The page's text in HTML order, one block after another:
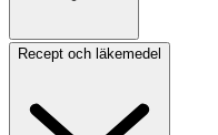
Recept och läkemedel